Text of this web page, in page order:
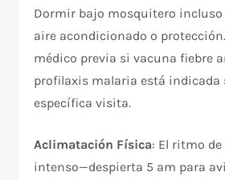
Dormir bajo mosquitero incluso
aire acondicionado o
médico previa si vacuna fiebre
profilaxis malaria está indicada
específica visita.
Aclimatación Física: El ritmo
intenso—despierta 5 am para